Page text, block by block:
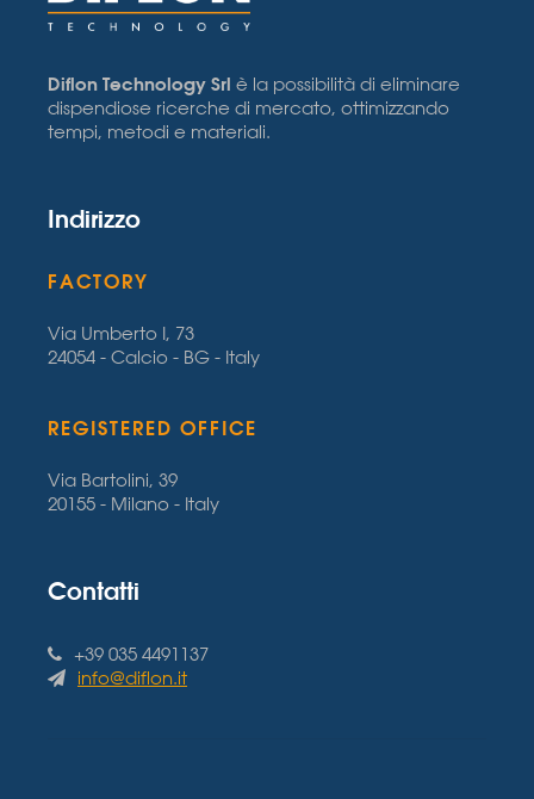
Diflon Technology Srl è la possibilità di eliminare
dispendiose ricerche di mercato, ottimizzando
tempi, metodi e materiali.
Indirizzo
FACTORY
Via Umberto I, 73
24054 - Calcio - BG - Italy
REGISTERED OFFICE
Via Bartolini, 39
20155 - Milano - Italy
Contatti
+39 035 4491137
info@diflon.it